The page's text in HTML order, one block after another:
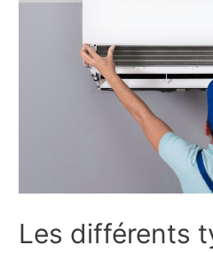
Les différents